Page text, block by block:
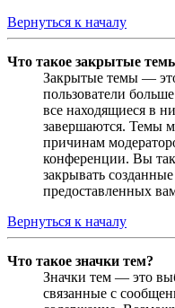
Вернуться к началу
Что такое закрытые
Закрытые темы —
пользователи
все находящиеся в
завершаются. Темы
причинам
конференции. Вы
закрывать
предоставленных
Вернуться к началу
Что такое значки тем?
Значки тем — это
связанные с